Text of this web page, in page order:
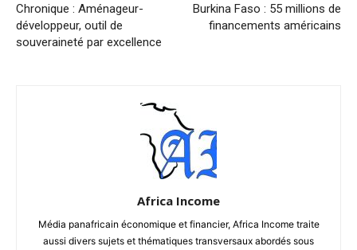
Chronique : Aménageur-
développeur, outil de
souveraineté par excellence
Burkina Faso : 55 millions de
financements américains
Africa Income
Média panafricain économique et financier, Africa Income traite
aussi divers sujets et thématiques transversaux abordés sous